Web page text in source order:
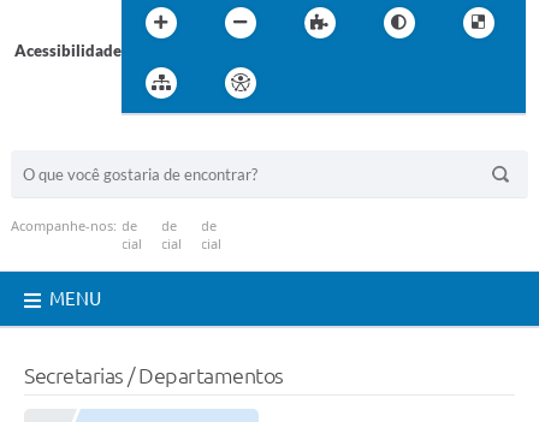
Acessibilidade
Acompanhe-nos:
MENU
Secretarias / Departamentos